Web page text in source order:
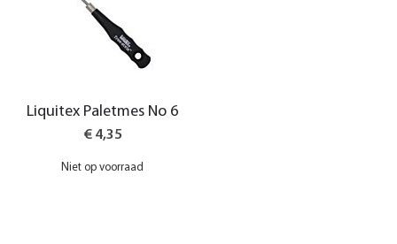
Liquitex Paletmes No 6
€ 4,35
Niet op voorraad